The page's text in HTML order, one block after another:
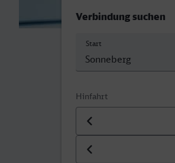
Verbindung suchen
Start
Hinfahrt
Datum der Hinfahrt
Uhrzeit der Hinfahrt